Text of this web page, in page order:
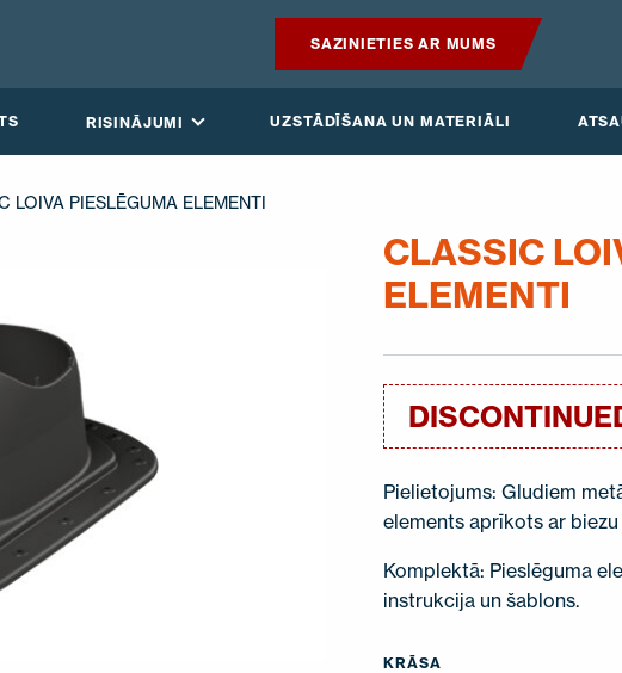
SAZINIETIES AR MUMS
RISINĀJUMI UZSTĀDĪŠANA UN MATERIĀLI
UZSTĀDĪŠANA UN MATERIĀLI
ATSAUKSMES
PAR MUMS
UK
LOIVA PIESLĒGUMA ELEMENTI
CLASSIC
ELEMENTI
Pielietojums: Gludiem
elements aprīkots ar
Komplektā: Pieslēguma
instrukcija un šablons.
KRĀSA